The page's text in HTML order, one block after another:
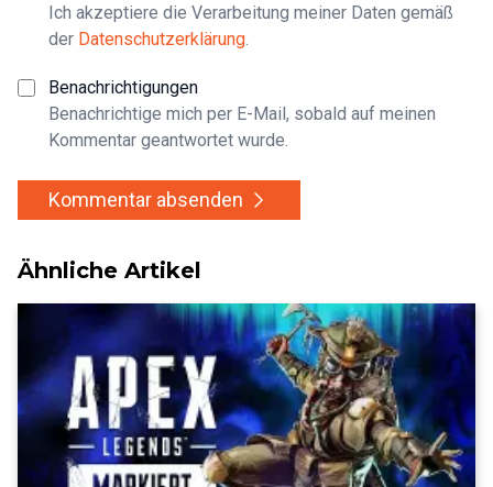
Ich akzeptiere die Verarbeitung meiner Daten gemäß
der Datenschutzerklärung
Benachrichtigungen
Benachrichtige mich per E-Mail, sobald auf meinen
Kommentar geantwortet wurde.
Kommentar absenden
Ähnliche Artikel